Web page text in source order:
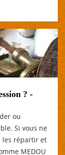
? -
ou
Si vous ne
les répartir et
MEDOU